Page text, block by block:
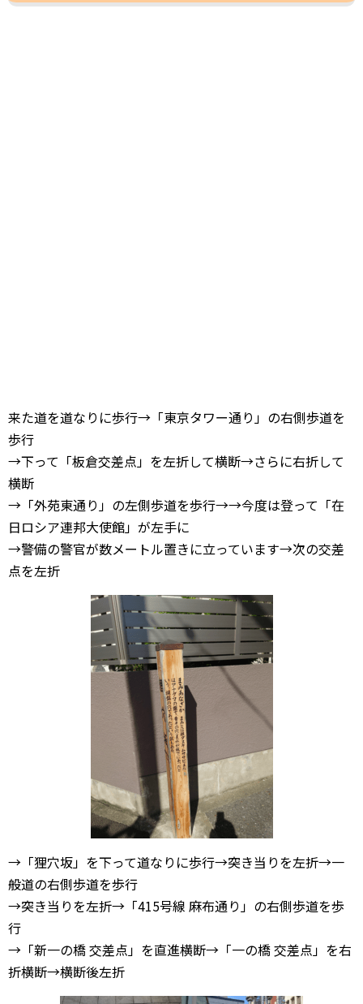
来た道を道なりに歩行→「東京タワー通り」の右側歩道を
歩行
→下って「板倉交差点」を左折して横断→さらに右折して
横断
→「外苑東通り」の左側歩道を歩行→→今度は登って「在
日ロシア連邦大使館」が左手に
→警備の警官が数メートル置きに立っています→次の交差
点を左折
→「狸穴坂」を下って道なりに歩行→突き当りを左折→一
般道の右側歩道を歩行
→突き当りを左折→「415号線 麻布通り」の右側歩道を歩
行
→「新一の橋 交差点」を直進横断→「一の橋 交差点」を右
折横断→横断後左折